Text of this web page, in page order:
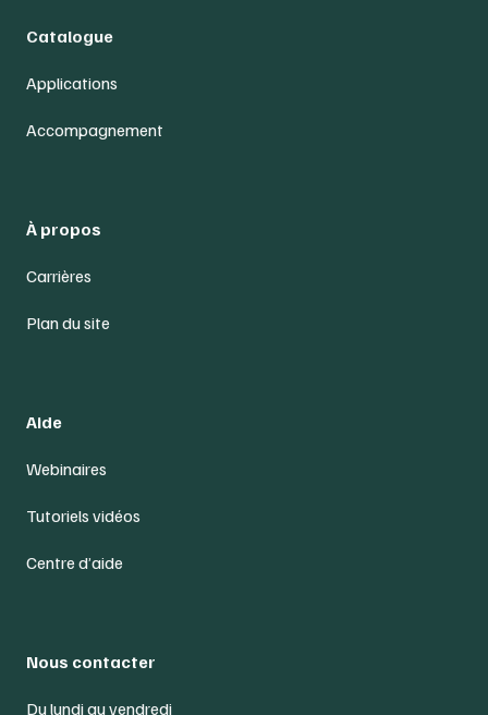
Catalogue
Applications
Accompagnement
À propos
Carrières
Plan du site
Aide
Webinaires
Tutoriels vidéos
Centre d’aide
Nous contacter
Du lundi au vendredi